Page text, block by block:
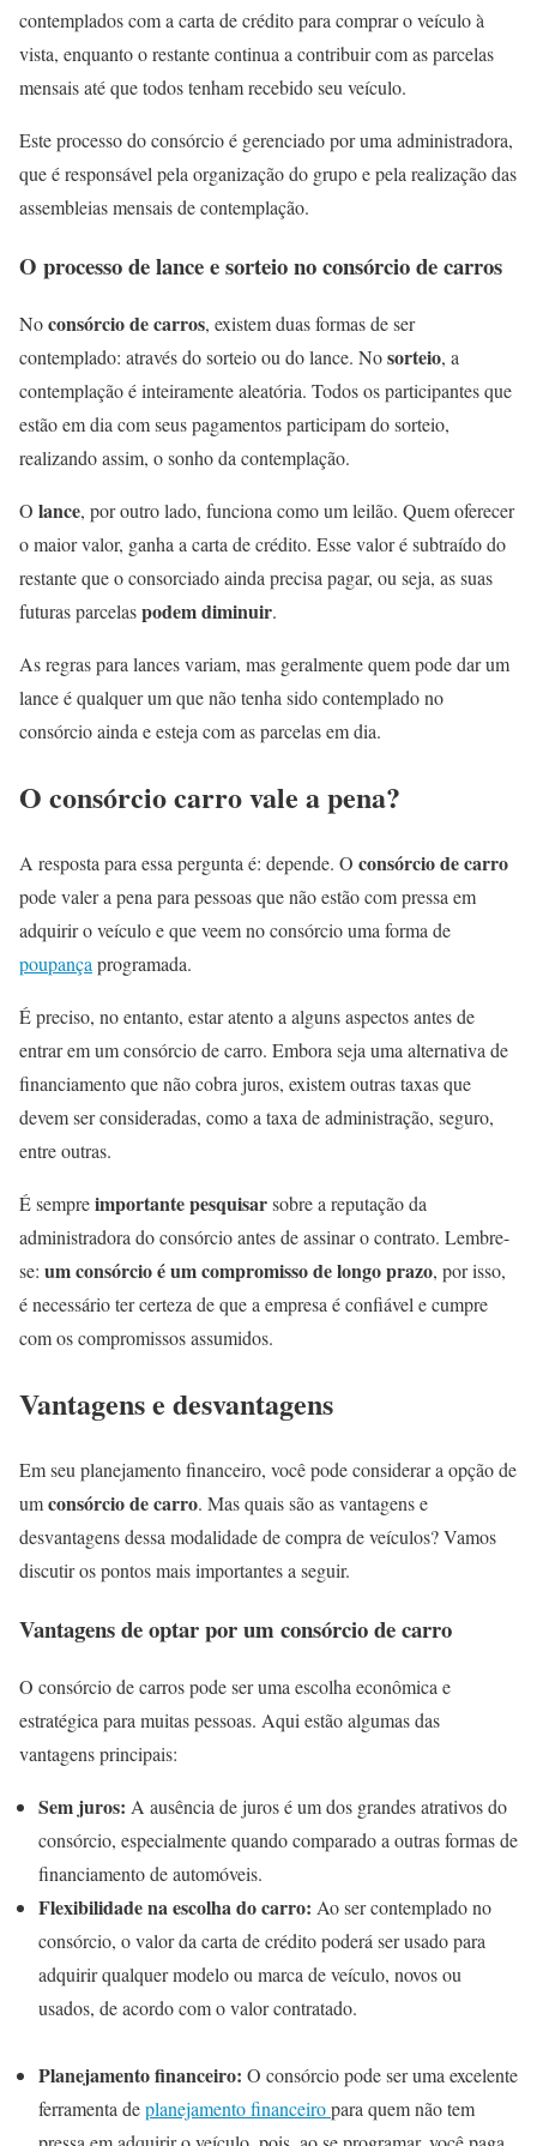
contemplados com a carta de crédito para comprar o veículo à
vista, enquanto o restante continua a contribuir com as parcelas
mensais até que todos tenham recebido seu veículo.
Este processo do consórcio é gerenciado por uma administradora,
que é responsável pela organização do grupo e pela realização das
assembleias mensais de contemplação.
O processo de lance e sorteio no consórcio de carros
Noconsórcio de carros, existem duas formas de ser
contemplado: através do sorteio ou do lance. Nosorteio, a
contemplação é inteiramente aleatória. Todos os participantes que
estão em dia com seus pagamentos participam do sorteio,
realizando assim, o sonho da contemplação.
O lance, por outro lado, funciona como um leilão. Quem oferecer
o maior valor, ganha a carta de crédito. Esse valor é subtraído do
restante que o consorciado ainda precisa pagar, ou seja, as suas
futuras parcelaspodem diminuir.
As regras para lances variam, mas geralmente quem pode dar um
lance é qualquer um que não tenha sido contemplado no
consórcio ainda e esteja com as parcelas em dia.
O consórcio carro vale a pena?
A resposta para essa pergunta é: depende. O consórcio de carro
pode valer a pena para pessoas que não estão com pressa em
adquirir o veículo e que veem no consórcio uma forma de
poupança programada.
É preciso, no entanto, estar atento a alguns aspectos antes de
entrar em um consórcio de carro. Embora seja uma alternativa de
financiamento que não cobra juros, existem outras taxas que
devem ser consideradas, como a taxa de administração, seguro,
entre outras.
É sempreimportante pesquisarsobre a reputação da
administradora do consórcio antes de assinar o contrato. Lembre-
se: um consórcio é um compromisso de longo prazo, por isso,
é necessário ter certeza de que a empresa é confiável e cumpre
com os compromissos assumidos.
Vantagens e desvantagens
Em seu planejamento financeiro, você pode considerar a opção de
umconsórcio de carro. Mas quais são as vantagens e
desvantagens dessa modalidade de compra de veículos? Vamos
discutir os pontos mais importantes a seguir.
Vantagens de optar por um consórcio de carro
O consórcio de carros pode ser uma escolha econômica e
estratégica para muitas pessoas. Aqui estão algumas das
vantagens principais:
Sem juros: A ausência de juros é um dos grandes atrativos do
consórcio, especialmente quando comparado a outras formas de
financiamento de automóveis.
Flexibilidade na escolha do carro: Ao ser contemplado no
consórcio, o valor da carta de crédito poderá ser usado para
adquirir qualquer modelo ou marca de veículo, novos ou
usados, de acordo com o valor contratado.
Planejamento financeiro: O consórcio pode ser uma excelente
ferramenta deplanejamento financeiropara quem não tem